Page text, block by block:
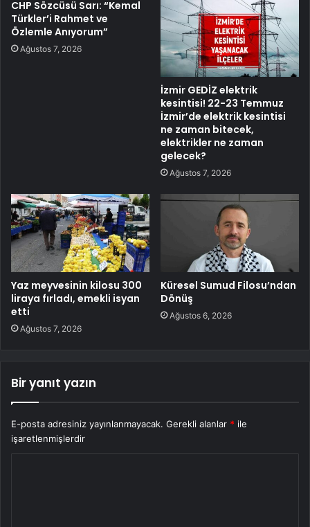
CHP Sözcüsü Sarı: “Kemal
Türkler’i Rahmet ve
Özlemle Anıyorum”
Ağustos 7, 2026
İzmir GEDİZ elektrik
kesintisi! 22-23 Temmuz
İzmir’de elektrik kesintisi
ne zaman bitecek,
elektrikler ne zaman
gelecek?
Ağustos 7, 2026
Yaz meyvesinin kilosu 300
liraya fırladı, emekli isyan
etti
Ağustos 7, 2026
Küresel Sumud Filosu’ndan
Dönüş
Ağustos 6, 2026
Bir yanıt yazın
E-posta adresiniz yayınlanmayacak. Gerekli alanlar * ile
işaretlenmişlerdir